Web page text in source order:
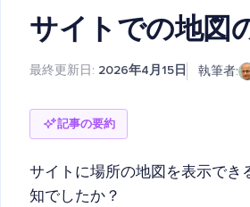
サイトでの地図
最終更新日: 2026年4月15日 執筆者:
記事の要約
サイトに場所の地図を表示でき
知でしたか？